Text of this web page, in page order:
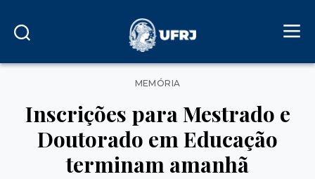
Categorias
MEMÓRIA
Inscrições para Mestrado e
Doutorado em Educação
terminam amanhã